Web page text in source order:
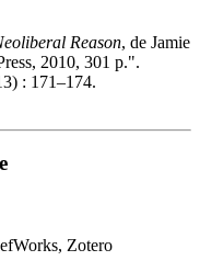
Reason, de Jamie
2010, 301 p.".
: 171–174.
Zotero